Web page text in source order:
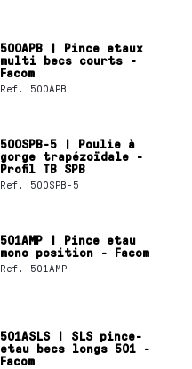
500APB | Pince etaux
multi becs courts -
Facom
Ref. 500APB
500SPB-5 | Poulie à
gorge trapézoïdale -
Profil TB SPB
Ref. 500SPB-5
501AMP | Pince etau
mono position - Facom
Ref. 501AMP
501ASLS | SLS pince-
etau becs longs 501 -
Facom